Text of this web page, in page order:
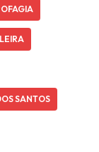
SANTOS